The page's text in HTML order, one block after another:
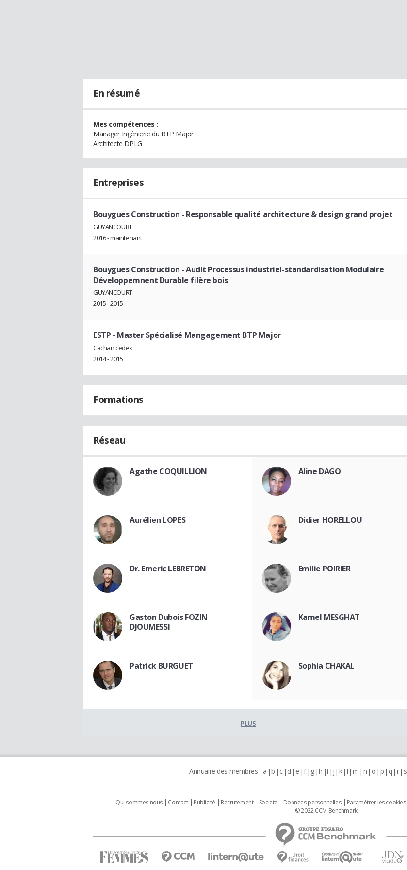
En résumé
Mes compétences :
Manager Ingénierie du BTP Major
Architecte DPLG
Entreprises
Bouygues Construction - Responsable qualité architecture & design grand projet
GUYANCOURT
2016 - maintenant
Bouygues Construction - Audit Processus industriel-standardisation Modulaire
Développemnent Durable filère bois
GUYANCOURT
2015 - 2015
ESTP - Master Spécialisé Mangagement BTP Major
Cachan cedex
2014 - 2015
Formations
Réseau
Agathe COQUILLION Aline DAGO
Aurélien LOPES Didier HORELLOU
Dr. Emeric LEBRETON Emilie POIRIER
Gaston Dubois FOZIN
DJOUMESSI
Kamel MESGHAT
Patrick BURGUET Sophia CHAKAL
PLUS
Annuaire des membres : a b c d e f g h i j k l m n o p q r s
Qui sommes nous Contact Publicité Recrutement Societé Données personnelles Paramétrer les cookies
© 2022 CCM Benchmark